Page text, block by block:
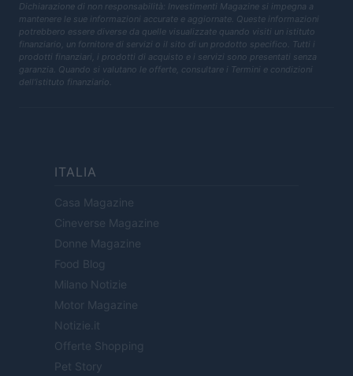
Dichiarazione di non responsabilità: Investimenti Magazine si impegna a
mantenere le sue informazioni accurate e aggiornate. Queste informazioni
potrebbero essere diverse da quelle visualizzate quando visiti un istituto
finanziario, un fornitore di servizi o il sito di un prodotto specifico. Tutti i
prodotti finanziari, i prodotti di acquisto e i servizi sono presentati senza
garanzia. Quando si valutano le offerte, consultare i Termini e condizioni
dell'istituto finanziario.
ITALIA
Casa Magazine
Cineverse Magazine
Donne Magazine
Food Blog
Milano Notizie
Motor Magazine
Notizie.it
Offerte Shopping
Pet Story